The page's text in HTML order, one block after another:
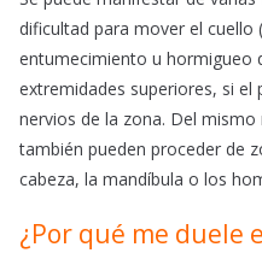
dificultad para mover el cuello
entumecimiento u hormigueo
extremidades superiores, si
nervios de la zona. Del
también pueden proceder de
cabeza, la mandíbula o los
¿Por qué me duele